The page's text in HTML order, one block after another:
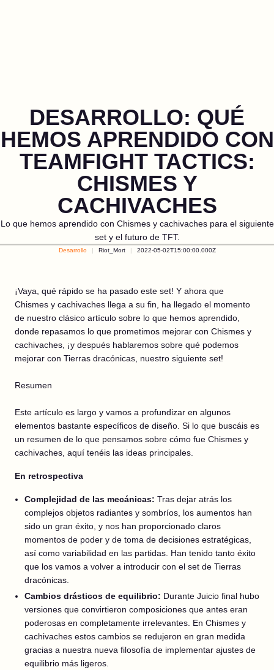
DESARROLLO: QUÉ
HEMOS APRENDIDO CON
TEAMFIGHT TACTICS:
CHISMES Y
CACHIVACHES
Lo que hemos aprendido con Chismes y cachivaches para el siguiente
set y el futuro de TFT.
Desarrollo Riot_Mort 2022-05-02T15:00:00.000Z
¡Vaya, qué rápido se ha pasado este set! Y ahora que
Chismes y cachivaches llega a su fin, ha llegado el momento
de nuestro clásico artículo sobre lo que hemos aprendido,
donde repasamos lo que prometimos mejorar con Chismes y
cachivaches, ¡y después hablaremos sobre qué podemos
mejorar con Tierras dracónicas, nuestro siguiente set!
Resumen
Este artículo es largo y vamos a profundizar en algunos
elementos bastante específicos de diseño. Si lo que buscáis es
un resumen de lo que pensamos sobre cómo fue Chismes y
cachivaches, aquí tenéis las ideas principales.
En retrospectiva
Complejidad de las mecánicas: Tras dejar atrás los
complejos objetos radiantes y sombríos, los aumentos han
sido un gran éxito, y nos han proporcionado claros
momentos de poder y de toma de decisiones estratégicas,
así como variabilidad en las partidas. Han tenido tanto éxito
que los vamos a volver a introducir con el set de Tierras
dracónicas.
Cambios drásticos de equilibrio: Durante Juicio final hubo
versiones que convirtieron composiciones que antes eran
poderosas en completamente irrelevantes. En Chismes y
cachivaches estos cambios se redujeron en gran medida
gracias a nuestra nueva filosofía de implementar ajustes de
equilibrio más ligeros.